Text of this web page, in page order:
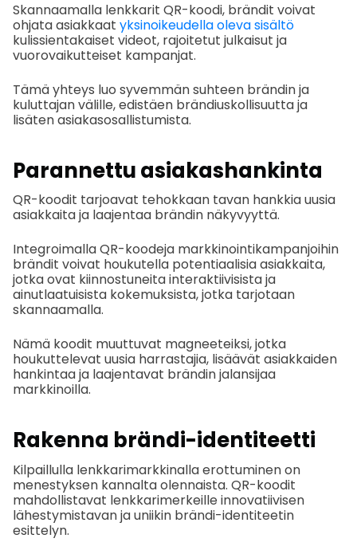
Skannaamalla lenkkarit QR-koodi, brändit voivat
ohjata asiakkaat yksinoikeudella oleva sisältö
kulissientakaiset videot, rajoitetut julkaisut ja
vuorovaikutteiset kampanjat.
Tämä yhteys luo syvemmän suhteen brändin ja
kuluttajan välille, edistäen brändiuskollisuutta ja
lisäten asiakasosallistumista.
Parannettu asiakashankinta
QR-koodit tarjoavat tehokkaan tavan hankkia uusia
asiakkaita ja laajentaa brändin näkyvyyttä.
Integroimalla QR-koodeja markkinointikampanjoihin
brändit voivat houkutella potentiaalisia asiakkaita,
jotka ovat kiinnostuneita interaktiivisista ja
ainutlaatuisista kokemuksista, jotka tarjotaan
skannaamalla.
Nämä koodit muuttuvat magneeteiksi, jotka
houkuttelevat uusia harrastajia, lisäävät asiakkaiden
hankintaa ja laajentavat brändin jalansijaa
markkinoilla.
Rakenna brändi-identiteetti
Kilpaillulla lenkkarimarkkinalla erottuminen on
menestyksen kannalta olennaista. QR-koodit
mahdollistavat lenkkarimerkeille innovatiivisen
lähestymistavan ja uniikin brändi-identiteetin
esittelyn.